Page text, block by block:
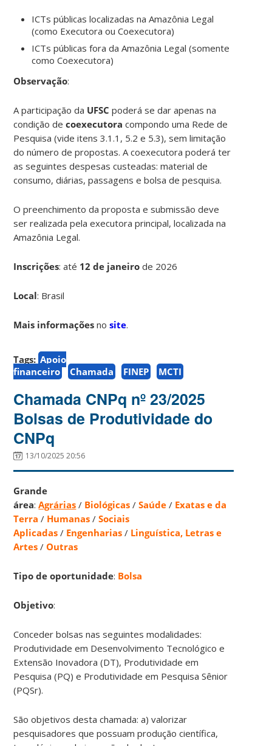
ICTs públicas localizadas na Amazônia Legal
(como Executora ou Coexecutora)
ICTs públicas fora da Amazônia Legal (somente
como Coexecutora)
Observação:
A participação da UFSC poderá se dar apenas na
condição decoexecutora compondo uma Rede de
Pesquisa (vide itens 3.1.1, 5.2 e 5.3), sem limitação
do número de propostas. A coexecutora poderá ter
as seguintes despesas custeadas: material de
consumo, diárias, passagens e bolsa de pesquisa.
O preenchimento da proposta e submissão deve
ser realizada pela executora principal, localizada na
Amazônia Legal.
Inscrições: até 12 de janeirode 2026
Local: Brasil
Mais informações nosite.
Tags: Apoio
financeiro
Chamada FINEP MCTI
Chamada CNPq nº 23/2025
Bolsas de Produtividade do
CNPq
13/10/2025 20:56
Grande
área:Agrárias / Biológicas /Saúde / Exatas e da
Terra / Humanas /Sociais
Aplicadas / Engenharias / Linguística, Letras e
Artes /Outras
Tipo de oportunidade: Bolsa
Objetivo:
Conceder bolsas nas seguintes modalidades:
Produtividade em Desenvolvimento Tecnológico e
Extensão Inovadora (DT), Produtividade em
Pesquisa (PQ) e Produtividade em Pesquisa Sênior
(PQSr).
São objetivos desta chamada: a) valorizar
pesquisadores que possuam produção científica,